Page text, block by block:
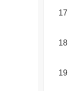
17
18
19